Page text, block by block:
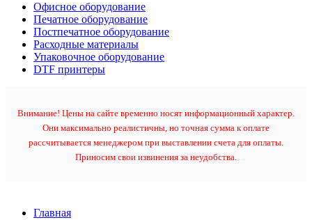
Офисное оборудование
Печатное оборудование
Постпечатное оборудование
Расходные материалы
Упаковочное оборудование
DTF принтеры
Внимание! Цены на сайте временно носят информационный характер.
Они максимально реалистичны, но точная сумма к оплате
рассчитывается менеджером при выставлении счета для оплаты.
Приносим свои извинения за неудобства.
Главная